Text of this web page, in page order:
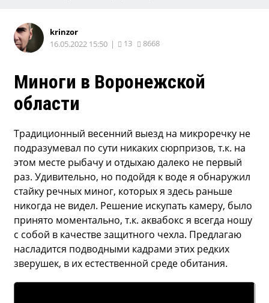
krinzor
16.05.2022 15:50 | 13 8668
Миноги в Воронежской
области
Традиционный весенний выезд на микроречку не
подразумевал по сути никаких сюрпризов, т.к. на
этом месте рыбачу и отдыхаю далеко не первый
раз. Удивительно, но подойдя к воде я обнаружил
стайку речных миног, которых я здесь раньше
никогда не видел. Решение искупать камеру, было
принято моментально, т.к. аквабокс я всегда ношу
с собой в качестве защитного чехла. Предлагаю
насладится подводными кадрами этих редких
зверушек, в их естественной среде обитания.